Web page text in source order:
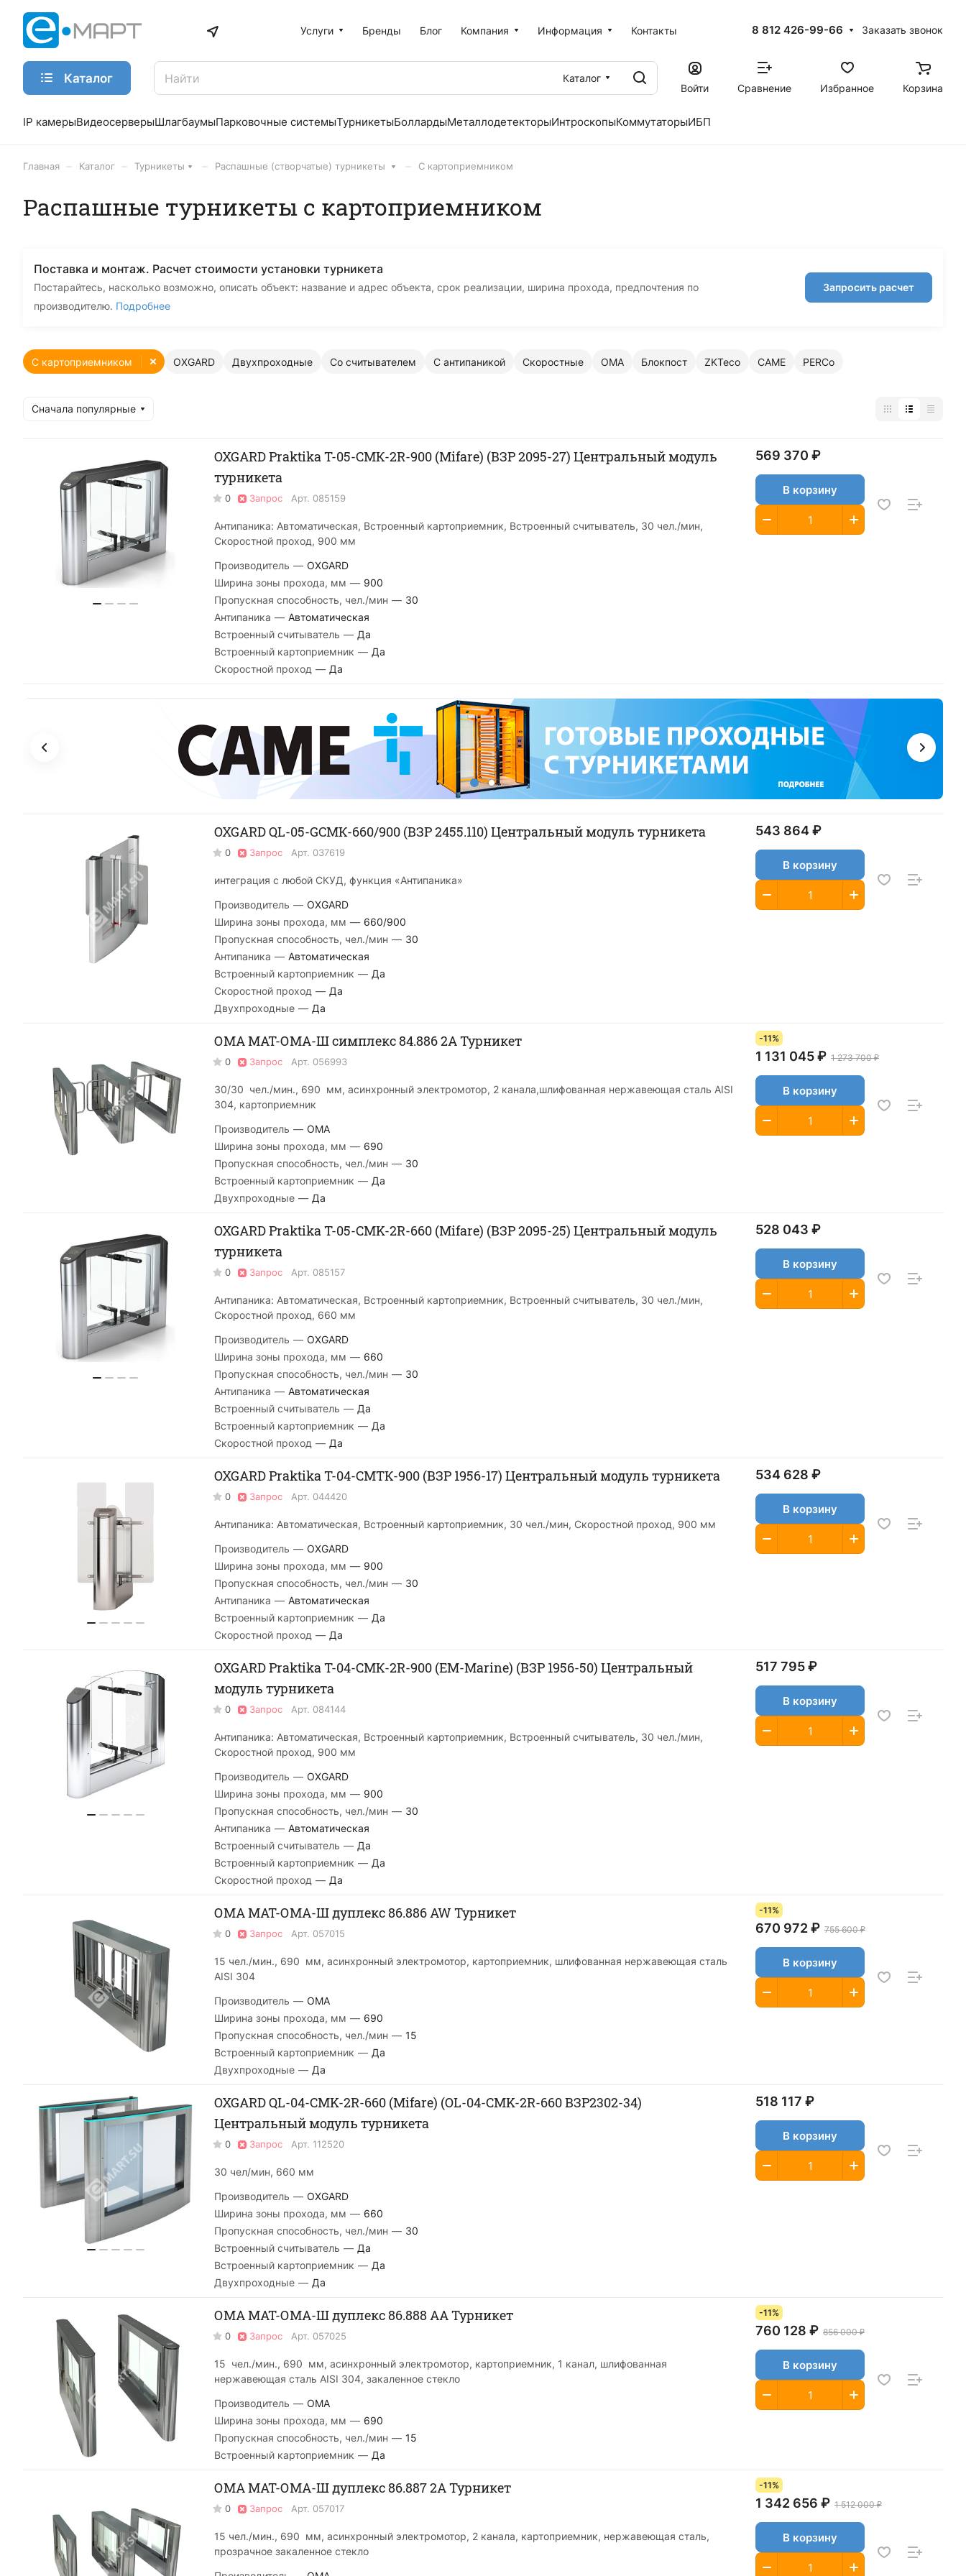
Услуги Бренды Блог Компания Информация Контакты 8 812 426-99-66 Заказать звонок
Каталог
Каталог
Войти
Сравнение Избранное Корзина
IP камерыВидеосерверыШлагбаумыПарковочные системыТурникетыБоллардыМеталлодетекторыИнтроскопыКоммутаторыИБП
Главная Каталог Турникеты Распашные (створчатые) турникеты С картоприемником
Распашные турникеты с картоприемником
Поставка и монтаж. Расчет стоимости установки турникета
Постарайтесь, насколько возможно, описать объект: название и адрес объекта, срок реализации, ширина прохода, предпочтения по
производителю. Подробнее
Запросить расчет
OXGARD Двухпроходные Со считывателем С антипаникой Скоростные
С картоприемником OMA Блокпост ZKTeco CAME PERCo
Сначала популярные
OXGARD Praktika T-05-CMК-2R-900 (Mifare) (ВЗР 2095-27) Центральный модуль
турникета
0 Запрос Арт. 085159
Антипаника: Автоматическая, Встроенный картоприемник, Встроенный считыватель, 30 чел./мин,
Скоростной проход, 900 мм
Производитель — OXGARD
Ширина зоны прохода, мм — 900
Пропускная способность, чел./мин — 30
Антипаника — Автоматическая
Встроенный считыватель — Да
Встроенный картоприемник — Да
Скоростной проход — Да
569 370 ₽
В корзину
OXGARD QL-05-GCMК-660/900 (ВЗР 2455.110) Центральный модуль турникета
0 Запрос Арт. 037619
интеграция с любой СКУД, функция «Антипаника»
Производитель — OXGARD
Ширина зоны прохода, мм — 660/900
Пропускная способность, чел./мин — 30
Антипаника — Автоматическая
Встроенный картоприемник — Да
Скоростной проход — Да
Двухпроходные — Да
543 864 ₽
В корзину
ОМА МАТ-ОМА-Ш симплекс 84.886 2A Турникет
0 Запрос Арт. 056993
30/30 чел./мин., 690 мм, асинхронный электромотор, 2 канала,шлифованная нержавеющая сталь AISI
304, картоприемник
Производитель — OMA
Ширина зоны прохода, мм — 690
Пропускная способность, чел./мин — 30
Встроенный картоприемник — Да
Двухпроходные — Да
-11%
1 131 045 ₽ 1 273 700 ₽
В корзину
OXGARD Praktika T-05-CMK-2R-660 (Mifare) (ВЗР 2095-25) Центральный модуль
турникета
0 Запрос Арт. 085157
Антипаника: Автоматическая, Встроенный картоприемник, Встроенный считыватель, 30 чел./мин,
Скоростной проход, 660 мм
Производитель — OXGARD
Ширина зоны прохода, мм — 660
Пропускная способность, чел./мин — 30
Антипаника — Автоматическая
Встроенный считыватель — Да
Встроенный картоприемник — Да
Скоростной проход — Да
528 043 ₽
В корзину
OXGARD Praktika T-04-CMTК-900 (ВЗР 1956-17) Центральный модуль турникета
0 Запрос Арт. 044420
Антипаника: Автоматическая, Встроенный картоприемник, 30 чел./мин, Скоростной проход, 900 мм
Производитель — OXGARD
Ширина зоны прохода, мм — 900
Пропускная способность, чел./мин — 30
Антипаника — Автоматическая
Встроенный картоприемник — Да
Скоростной проход — Да
534 628 ₽
В корзину
OXGARD Praktika T-04-CMК-2R-900 (EM-Marine) (ВЗР 1956-50) Центральный
модуль турникета
0 Запрос Арт. 084144
Антипаника: Автоматическая, Встроенный картоприемник, Встроенный считыватель, 30 чел./мин,
Скоростной проход, 900 мм
Производитель — OXGARD
Ширина зоны прохода, мм — 900
Пропускная способность, чел./мин — 30
Антипаника — Автоматическая
Встроенный считыватель — Да
Встроенный картоприемник — Да
Скоростной проход — Да
517 795 ₽
В корзину
ОМА МАТ-ОМА-Ш дуплекс 86.886 AW Турникет
0 Запрос Арт. 057015
15 чел./мин., 690 мм, асинхронный электромотор, картоприемник, шлифованная нержавеющая сталь
AISI 304
Производитель — OMA
Ширина зоны прохода, мм — 690
Пропускная способность, чел./мин — 15
Встроенный картоприемник — Да
Двухпроходные — Да
-11%
670 972 ₽ 755 600 ₽
В корзину
OXGARD QL-04-CMK-2R-660 (Mifare) (OL-04-CMK-2R-660 ВЗР2302-34)
Центральный модуль турникета
0 Запрос Арт. 112520
30 чел/мин, 660 мм
Производитель — OXGARD
Ширина зоны прохода, мм — 660
Пропускная способность, чел./мин — 30
Встроенный считыватель — Да
Встроенный картоприемник — Да
Двухпроходные — Да
518 117 ₽
В корзину
ОМА МАТ-ОМА-Ш дуплекс 86.888 AA Турникет
0 Запрос Арт. 057025
15 чел./мин., 690 мм, асинхронный электромотор, картоприемник, 1 канал, шлифованная
нержавеющая сталь AISI 304, закаленное стекло
Производитель — OMA
Ширина зоны прохода, мм — 690
Пропускная способность, чел./мин — 15
Встроенный картоприемник — Да
-11%
760 128 ₽ 856 000 ₽
В корзину
ОМА МАТ-ОМА-Ш дуплекс 86.887 2A Турникет
0 Запрос Арт. 057017
15 чел./мин., 690 мм, асинхронный электромотор, 2 канала, картоприемник, нержавеющая сталь,
прозрачное закаленное стекло
-11%
1 342 656 ₽ 1 512 000 ₽
В корзину